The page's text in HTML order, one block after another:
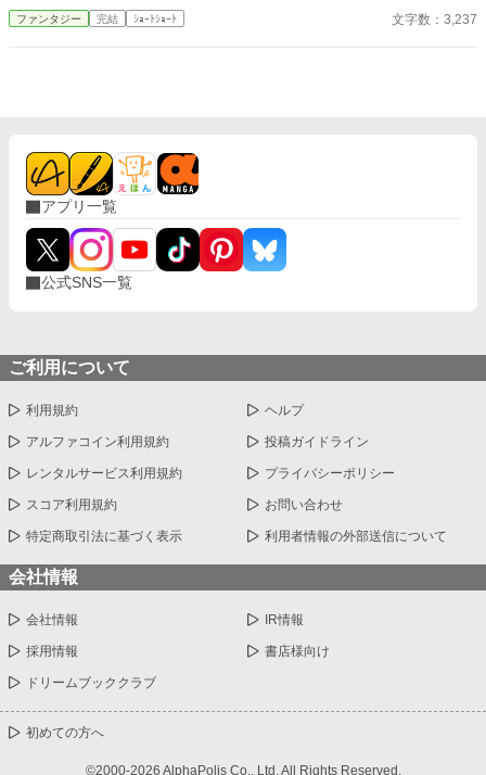
ど。
ファンタジー 完結 ｼｮｰﾄｼｮｰﾄ 文字数：3,237
アプリ一覧
公式SNS一覧
ご利用について
利用規約 ヘルプ
アルファコイン利用規約 投稿ガイドライン
レンタルサービス利用規約 プライバシーポリシー
スコア利用規約 お問い合わせ
特定商取引法に基づく表示 利用者情報の外部送信について
会社情報
会社情報 IR情報
採用情報 書店様向け
ドリームブッククラブ
初めての方へ
©2000-2026 AlphaPolis Co., Ltd. All Rights Reserved.